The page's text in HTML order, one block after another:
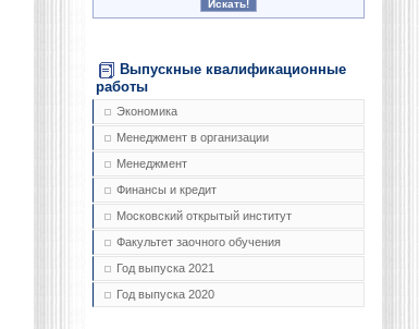
Выпускные квалификационные
работы
Экономика
Менеджмент в организации
Менеджмент
Финансы и кредит
Московский открытый институт
Факультет заочного обучения
Год выпуска 2021
Год выпуска 2020